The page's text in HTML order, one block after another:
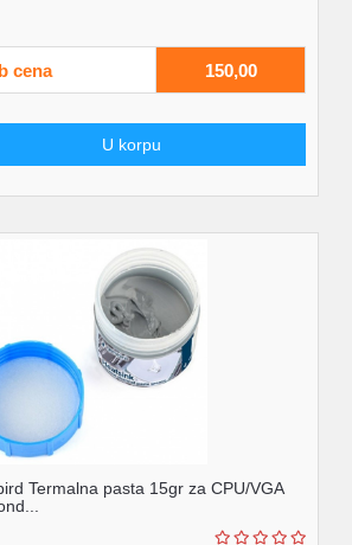
cena 150,00
U korpu
Termalna pasta 15gr za CPU/VGA